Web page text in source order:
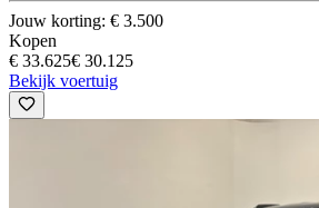
Jouw korting: € 3.500
Kopen
€ 33.625€ 30.125
Bekijk voertuig